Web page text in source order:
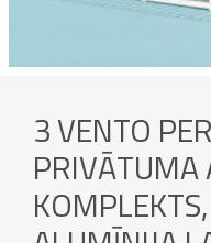
3 VENTO
PRIVĀTUMA